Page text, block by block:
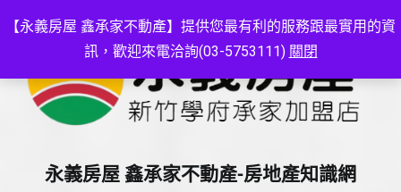
【永義房屋 鑫承家不動產】提供您最有利的服務跟最實用的資
訊，歡迎來電洽詢(03-5753111) 關閉
永義房屋 鑫承家不動產-房地產知識網